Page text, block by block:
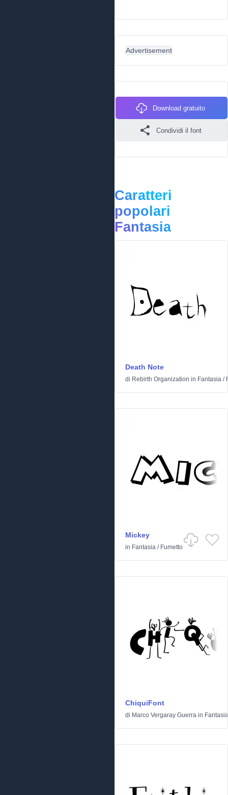
Advertisement
Download gratuito
Condividi il font
Caratteri
popolari
Fantasia
Death Note
di Rebirth Organization in Fantasia /
Mickey
in Fantasia / Fumetto
ChiquiFont
di Marco Vergaray Guerra in Fantasia